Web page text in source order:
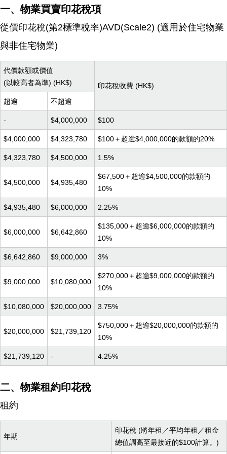
一、物業買賣印花稅項
從價印花稅(第2標準稅率)AVD(Scale2) (適用於住宅物業
與非住宅物業)
代價款額或價值
(以較高者為準) (HK$)
印花稅收費 (HK$)
超逾
不超逾
- $4,000,000 $100
$4,000,000 $4,323,780 $100＋超逾$4,000,000的款額的20%
$4,323,780 $4,500,000 1.5%
$4,500,000 $4,935,480
$67,500＋超逾$4,500,000的款額的
10%
$4,935,480 $6,000,000 2.25%
$6,000,000 $6,642,860
$135,000＋超逾$6,000,000的款額的
10%
$6,642,860 $9,000,000 3%
$9,000,000 $10,080,000
$270,000＋超逾$9,000,000的款額的
10%
$10,080,000 $20,000,000 3.75%
$20,000,000 $21,739,120
$750,000＋超逾$20,000,000的款額的
10%
$21,739,120 - 4.25%
二、物業租約印花稅
租約
年期
印花稅 (將年租／平均年租／租金
總值調高至最接近的$100計算。)